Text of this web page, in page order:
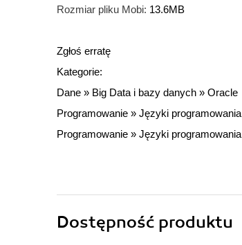
Rozmiar pliku Mobi: 13.6MB
Zgłoś erratę
Kategorie:
Dane » Big Data i bazy danych » Oracle
Programowanie » Języki programowania
Programowanie » Języki programowania
Dostępność produktu